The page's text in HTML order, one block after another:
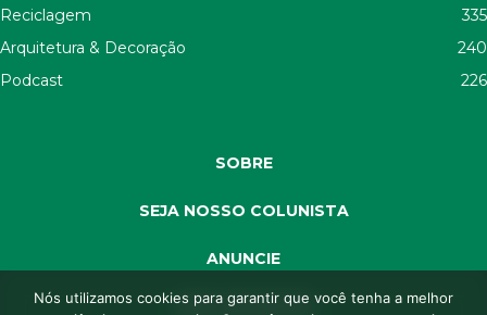
Reciclagem
335
Arquitetura & Decoração
240
Podcast
226
SOBRE
SEJA NOSSO COLUNISTA
ANUNCIE
SEJA APOIADOR
Nós utilizamos cookies para garantir que você tenha a melhor